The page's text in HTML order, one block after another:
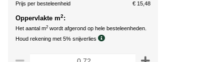
Prijs per besteleenheid € 15,48
Oppervlakte m2:
Het aantal m2 wordt afgerond op hele besteleenheden.
Houd rekening met 5% snijverlies